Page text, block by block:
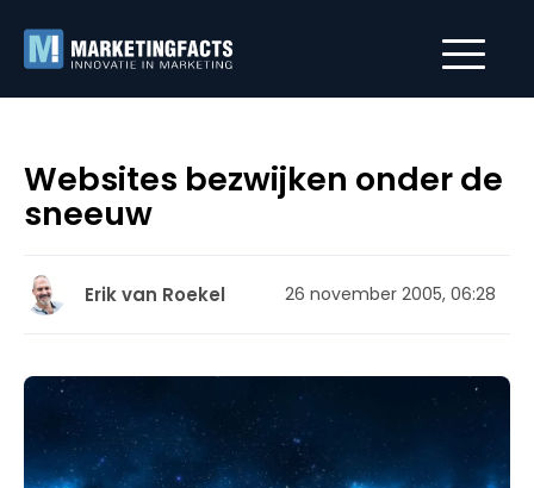
Websites bezwijken onder de
sneeuw
Erik van Roekel 26 november 2005, 06:28